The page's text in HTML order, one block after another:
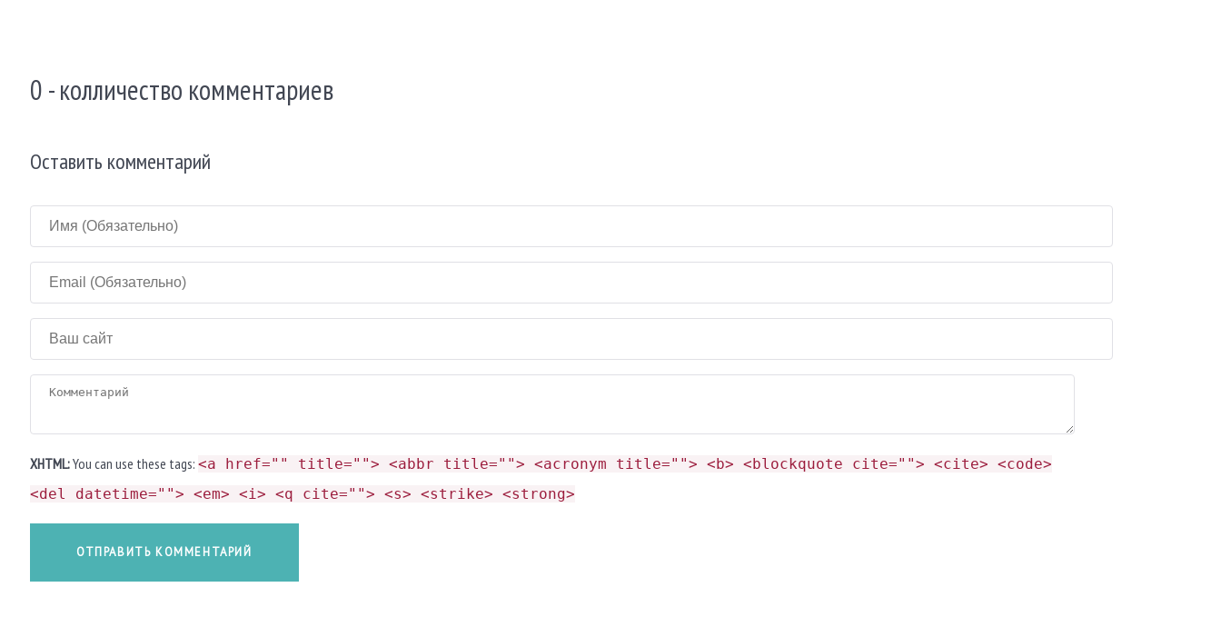
0 - колличество комментариев
Оставить комментарий
XHTML:You can use these tags: <a href="" title=""> <abbr title=""> <acronym title=""> <b> <blockquote cite=""> <cite> <code>
<del datetime=""> <em> <i> <q cite=""> <s> <strike> <strong>